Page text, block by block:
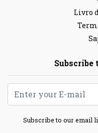
Livro
Subscribe
Subscribe to our email